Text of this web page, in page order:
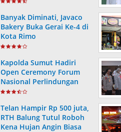
Banyak Diminati, Javaco
Bakery Buka Gerai Ke-4 di
Kota Rimo
Kapolda Sumut Hadiri
Open Ceremony Forum
Nasional Perlindungan
Anak ke-V Tahun 2022
Telan Hampir Rp 500 juta,
RTH Balung Tutul Roboh
Kena Hujan Angin Biasa